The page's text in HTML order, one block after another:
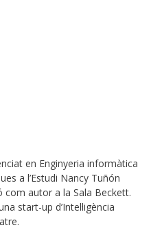
en Enginyeria informàtica
a l’Estudi Nancy Tuñón
autor a la Sala Beckett.
start-up d’Intel·ligència